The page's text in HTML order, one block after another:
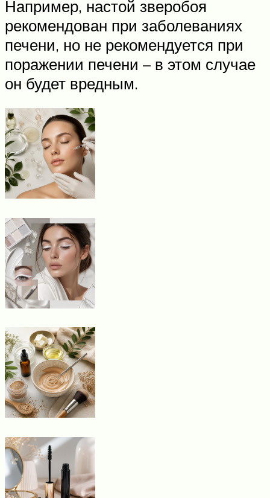
Например, настой зверобоя
рекомендован при заболеваниях
печени, но не рекомендуется при
поражении печени – в этом случае
он будет вредным.